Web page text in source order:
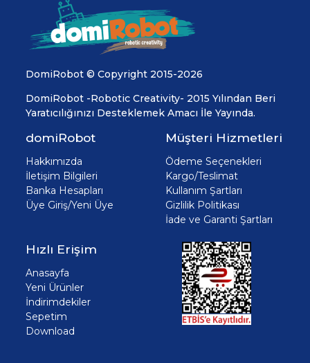
DomiRobot © Copyright 2015-2026
DomiRobot -Robotic Creativity- 2015 Yılından Beri
Yaratıcılığınızı Desteklemek Amacı İle Yayında.
domiRobot
Hakkımızda
İletişim Bilgileri
Banka Hesapları
Üye Giriş/Yeni Üye
Müşteri Hizmetleri
Ödeme Seçenekleri
Kargo/Teslimat
Kullanım Şartları
Gizlilik Politikası
İade ve Garanti Şartları
Hızlı Erişim
Anasayfa
Yeni Ürünler
İndirimdekiler
Sepetim
Download